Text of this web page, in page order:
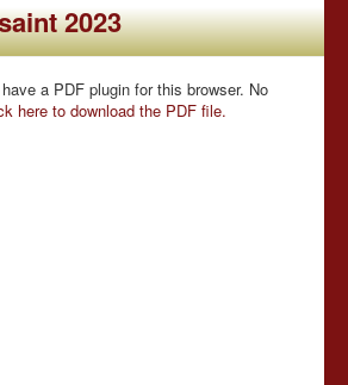
2023
a PDF plugin for this browser. No
here to download the PDF file.